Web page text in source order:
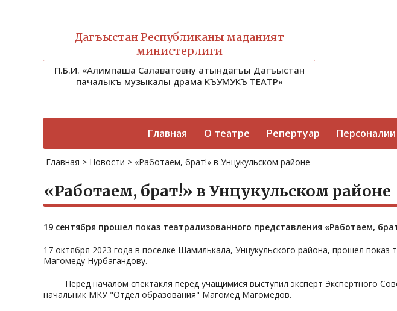
Дагъыстан Республиканы маданият
министерлиги
П.Б.И. «Алимпаша Салаватовну атындагъы Дагъыстан
пачалыкъ музыкалы драма КЪУМУКЪ ТЕАТР»
Главная О театре Репертуар Персоналии
Главная > Новости > «Работаем, брат!» в Унцукульском районе
«Работаем, брат!» в Унцукульском районе
19 сентября прошел показ театрализованного представления «Работаем,
17 октября 2023 года в поселке Шамилькала, Унцукульского района, прошел
Магомеду Нурбагандову.
Перед началом спектакля перед учащимися выступил эксперт Экспертного
начальник МКУ "Отдел образования" Магомед Магомедов.